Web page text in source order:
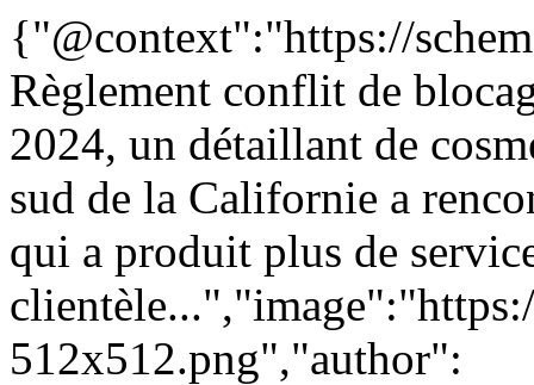
{"@context":"https://
Règlement conflit de
2024, un détaillant de
sud de la Californie a
qui a produit plus de
512x512.png","author":